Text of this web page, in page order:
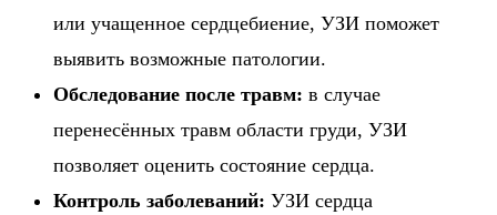
или учащенное сердцебиение, УЗИ поможет
выявить возможные патологии.
Обследование после травм: в случае
перенесённых травм области груди, УЗИ
позволяет оценить состояние сердца.
Контроль заболеваний: УЗИ сердца